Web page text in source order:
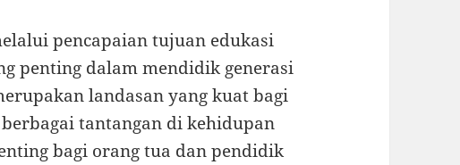
pencapaian tujuan edukasi
penting dalam mendidik generasi
landasan yang kuat bagi
tantangan di kehidupan
bagi orang tua dan pendidik